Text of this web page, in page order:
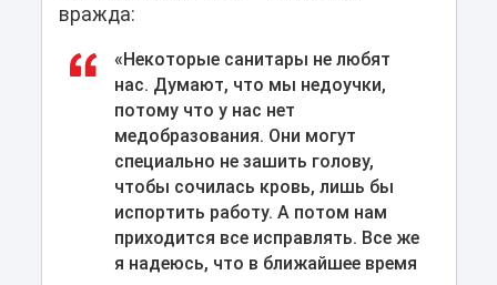
вражда:
«Некоторые санитары не любят
нас. Думают, что мы недоучки,
потому что у нас нет
медобразования. Они могут
специально не зашить голову,
чтобы сочилась кровь, лишь бы
испортить работу. А потом нам
приходится все исправлять. Все же
я надеюсь, что в ближайшее время